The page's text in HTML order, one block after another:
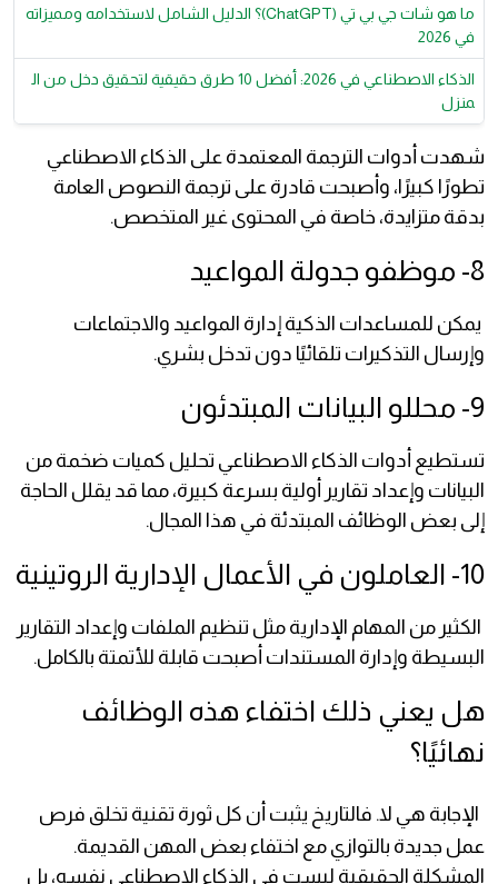
ما هو شات جي بي تي (ChatGPT)؟ الدليل الشامل لاستخدامه ومميزاته
في 2026
الذكاء الاصطناعي في 2026: أفضل 10 طرق حقيقية لتحقيق دخل من ال
منزل
شهدت أدوات الترجمة المعتمدة على الذكاء الاصطناعي
تطورًا كبيرًا، وأصبحت قادرة على ترجمة النصوص العامة
بدقة متزايدة، خاصة في المحتوى غير المتخصص.
8- موظفو جدولة المواعيد
يمكن للمساعدات الذكية إدارة المواعيد والاجتماعات
وإرسال التذكيرات تلقائيًا دون تدخل بشري.
9- محللو البيانات المبتدئون
تستطيع أدوات الذكاء الاصطناعي تحليل كميات ضخمة من
البيانات وإعداد تقارير أولية بسرعة كبيرة، مما قد يقلل الحاجة
إلى بعض الوظائف المبتدئة في هذا المجال.
10- العاملون في الأعمال الإدارية الروتينية
الكثير من المهام الإدارية مثل تنظيم الملفات وإعداد التقارير
البسيطة وإدارة المستندات أصبحت قابلة للأتمتة بالكامل.
هل يعني ذلك اختفاء هذه الوظائف
نهائيًا؟
الإجابة هي لا. فالتاريخ يثبت أن كل ثورة تقنية تخلق فرص
عمل جديدة بالتوازي مع اختفاء بعض المهن القديمة.
المشكلة الحقيقية ليست في الذكاء الاصطناعي نفسه، بل